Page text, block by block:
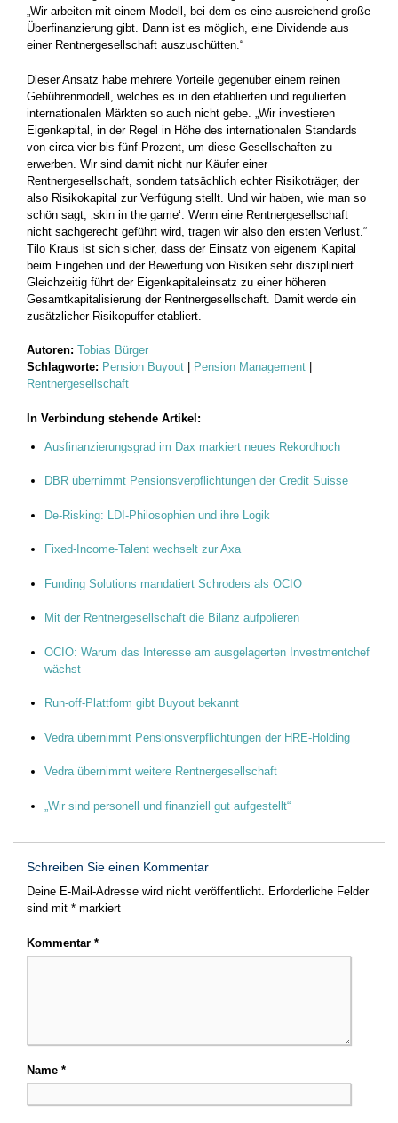
„Wir arbeiten mit einem Modell, bei dem es eine ausreichend große
Überfinanzierung gibt. Dann ist es möglich, eine Dividende aus
einer Rentnergesellschaft auszuschütten.“
Dieser Ansatz habe mehrere Vorteile gegenüber einem reinen
Gebührenmodell, welches es in den etablierten und regulierten
internationalen Märkten so auch nicht gebe. „Wir investieren
Eigenkapital, in der Regel in Höhe des internationalen Standards
von circa vier bis fünf Prozent, um diese Gesellschaften zu
erwerben. Wir sind damit nicht nur Käufer einer
Rentnergesellschaft, sondern tatsächlich echter Risikoträger, der
also Risikokapital zur Verfügung stellt. Und wir haben, wie man so
schön sagt, ‚skin in the game‘. Wenn eine Rentnergesellschaft
nicht sachgerecht geführt wird, tragen wir also den ersten Verlust.“
Tilo Kraus ist sich sicher, dass der Einsatz von eigenem Kapital
beim Eingehen und der Bewertung von Risiken sehr diszipliniert.
Gleichzeitig führt der Eigenkapitaleinsatz zu einer höheren
Gesamtkapitalisierung der Rentnergesellschaft. Damit werde ein
zusätzlicher Risikopuffer etabliert.
Autoren: Tobias Bürger
Schlagworte: Pension Buyout Pension Management
Rentnergesellschaft
In Verbindung stehende Artikel:
Ausfinanzierungsgrad im Dax markiert neues Rekordhoch
DBR übernimmt Pensionsverpflichtungen der Credit Suisse
De-Risking: LDI-Philosophien und ihre Logik
Fixed-Income-Talent wechselt zur Axa
Funding Solutions mandatiert Schroders als OCIO
Mit der Rentnergesellschaft die Bilanz aufpolieren
OCIO: Warum das Interesse am ausgelagerten Investmentchef
wächst
Run-off-Plattform gibt Buyout bekannt
Vedra übernimmt Pensionsverpflichtungen der HRE-Holding
Vedra übernimmt weitere Rentnergesellschaft
„Wir sind personell und finanziell gut aufgestellt“
Schreiben Sie einen Kommentar
Deine E-Mail-Adresse wird nicht veröffentlicht. Erforderliche Felder
sind mit * markiert
Kommentar *
Name *